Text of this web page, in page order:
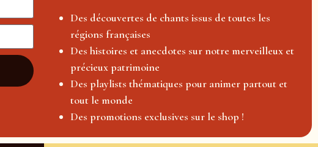
Des découvertes de chants issus de toutes les
régions françaises
Des histoires et anecdotes sur notre merveilleux et
précieux patrimoine
Des playlists thématiques pour animer partout et
tout le monde
Des promotions exclusives sur le shop !